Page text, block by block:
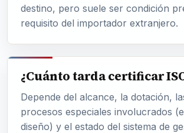
destino, pero suele ser condición
requisito del importador extranjero.
¿Cuánto tarda certificar
Depende del alcance, la dotación,
procesos especiales involucrados
diseño) y el estado del sistema de